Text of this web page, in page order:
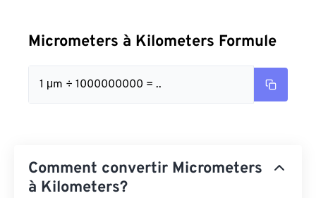
Micrometers à Kilometers Formule
1 μm ÷ 1000000000 = ..
Comment convertir Micrometers
à Kilometers?